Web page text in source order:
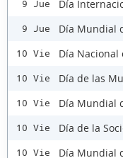
9 Jue Día
9 Jue Día Mundial
10 Vie Día Nacional
10 Vie Día de las
10 Vie Día Mundial
10 Vie Día de la
10 Vie Día Mundial